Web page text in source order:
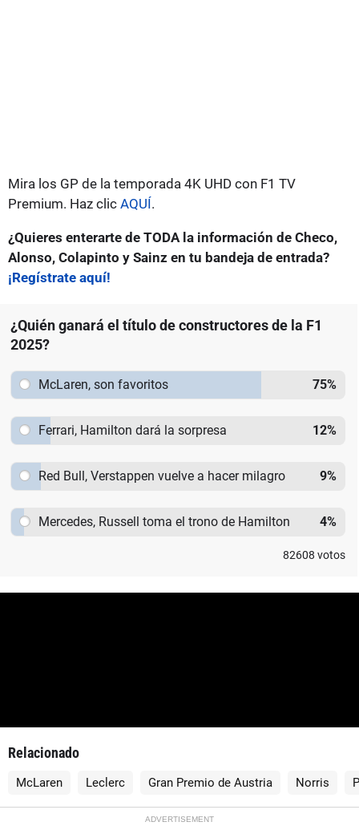
Mira los GP de la temporada 4K UHD con F1 TV
Premium. Haz clic AQUÍ.
¿Quieres enterarte de TODA la información de Checo,
Alonso, Colapinto y Sainz en tu bandeja de entrada?
¡Regístrate aquí!
¿Quién ganará el título de constructores de la F1
2025?
McLaren, son favoritos 75%
Ferrari, Hamilton dará la sorpresa 12%
Red Bull, Verstappen vuelve a hacer milagro 9%
Mercedes, Russell toma el trono de Hamilton 4%
82608 votos
Relacionado
McLaren Leclerc Gran Premio de Austria Norris
ADVERTISEMENT